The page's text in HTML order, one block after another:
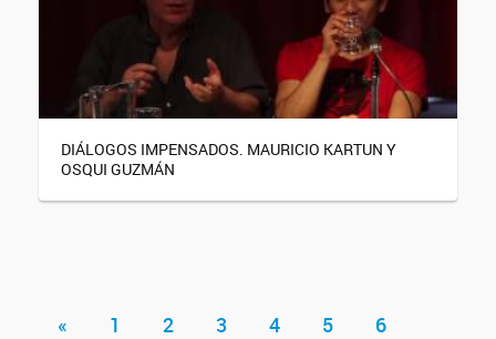
DIÁLOGOS IMPENSADOS. MAURICIO KARTUN Y
OSQUI GUZMÁN
« 1 2 3 4 5
6